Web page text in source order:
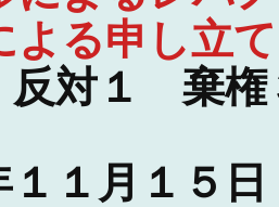
よる申し立て
対１ 棄権
１１月１５